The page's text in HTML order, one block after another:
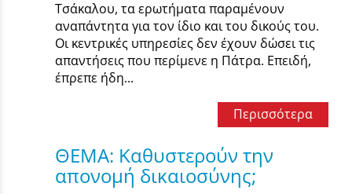
Τσάκαλου, τα ερωτήματα παραμένουν
αναπάντητα για τον ίδιο και του δικούς του.
Οι κεντρικές υπηρεσίες δεν έχουν δώσει τις
απαντήσεις που περίμενε η Πάτρα. Επειδή,
έπρεπε ήδη...
Περισσότερα
ΘΕΜΑ: Καθυστερούν την
απονομή δικαιοσύνης;